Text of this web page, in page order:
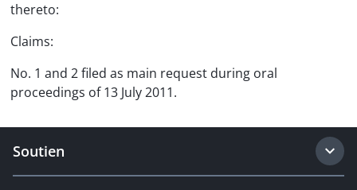
thereto:
Claims:
No. 1 and 2 filed as main request during oral
proceedings of 13 July 2011.
Soutien